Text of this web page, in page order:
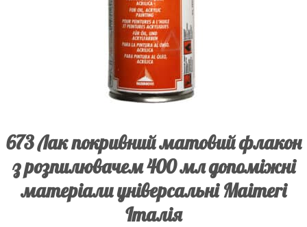
673 Лак покривний матовий флакон
з розпилювачем 400 мл допоміжні
матеріали універсальні Maimeri
Італія